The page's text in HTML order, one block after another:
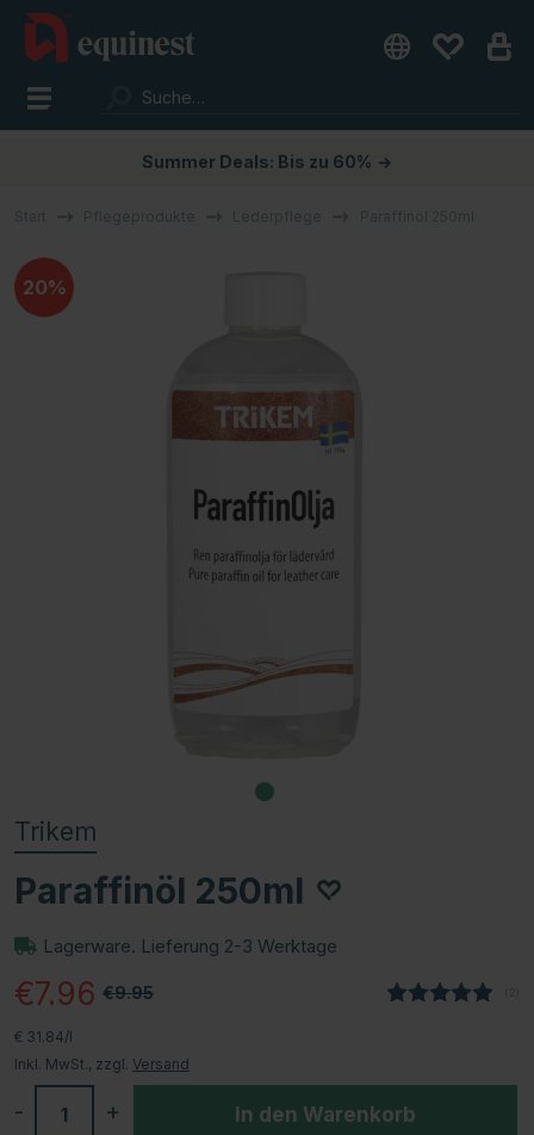
Summer Deals: Bis zu 60% →
20
Trikem
Paraffinöl 250ml
Lagerware. Lieferung 2-3 Werktage
€9.95
€7.96
€ 31.84/l
Inkl. MwSt., zzgl. Versand
+
- In den Warenkorb